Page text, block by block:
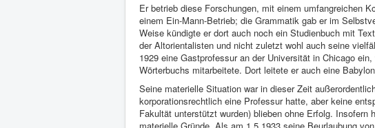
Er betrieb diese Forschungen, mit einem umfangreichen
einem Ein-Mann-Betrieb; die Grammatik gab er im
Weise kündigte er dort auch noch ein Studienbuch mit
der Altorientalisten und nicht zuletzt wohl auch seine
1929 eine Gastprofessur an der Universität in Chicago
Wörterbuchs mitarbeitete. Dort leitete er auch eine
Seine materielle Situation war in dieser Zeit
korporationsrechtlich eine Professur hatte, aber keine
Fakultät unterstützt wurden) blieben ohne Erfolg.